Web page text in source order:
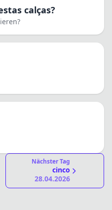
calças?
Nächster Tag
cinco
28.04.2026